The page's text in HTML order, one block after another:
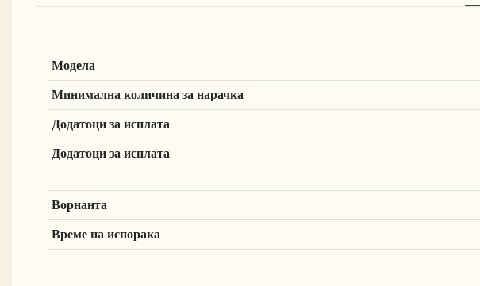
Модела
Минимална количина за нарачка
Додатоци за исплата
Додатоци за исплата
Ворнанта
Време на испорака